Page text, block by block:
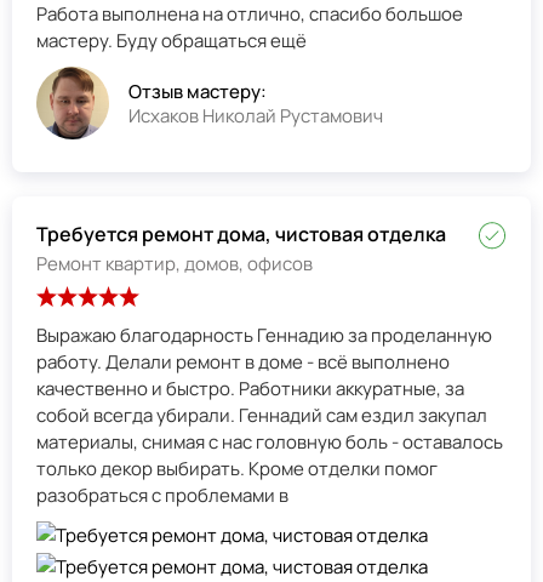
Работа выполнена на отлично, спасибо большое
мастеру. Буду обращаться ещё
Отзыв мастеру:
Исхаков Николай Рустамович
Требуется ремонт дома, чистовая отделка
Ремонт квартир, домов, офисов
Выражаю благодарность Геннадию за проделанную
работу. Делали ремонт в доме - всё выполнено
качественно и быстро. Работники аккуратные, за
собой всегда убирали. Геннадий сам ездил закупал
материалы, снимая с нас головную боль - оставалось
только декор выбирать. Кроме отделки помог
разобраться с проблемами в